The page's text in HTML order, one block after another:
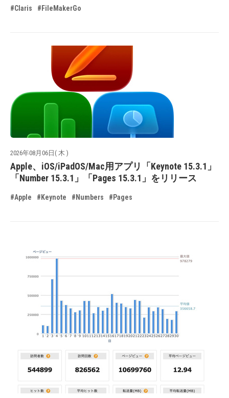
#Claris #FileMakerGo
2026年08月06日( 木 )
Apple、iOS/iPadOS/Mac用アプリ「Keynote 15.3.1」
「Number 15.3.1」「Pages 15.3.1」をリリース
#Apple #Keynote #Numbers #Pages